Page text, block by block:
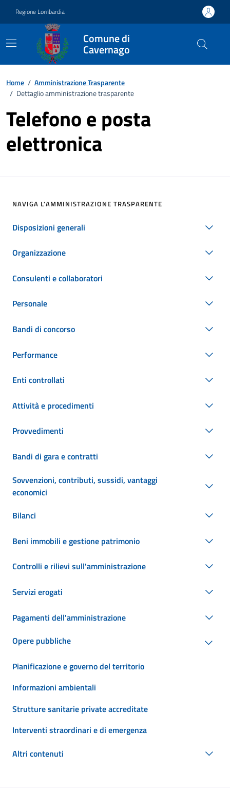
Regione Lombardia
Comune di
Cavernago
Home / Amministrazione Trasparente
/ Dettaglio amministrazione trasparente
Telefono e posta
elettronica
NAVIGA L'AMMINISTRAZIONE TRASPARENTE
Disposizioni generali
Organizzazione
Consulenti e collaboratori
Personale
Bandi di concorso
Performance
Enti controllati
Attività e procedimenti
Provvedimenti
Bandi di gara e contratti
Sovvenzioni, contributi, sussidi, vantaggi
economici
Bilanci
Beni immobili e gestione patrimonio
Controlli e rilievi sull'amministrazione
Servizi erogati
Pagamenti dell'amministrazione
Opere pubbliche
Pianificazione e governo del territorio
Informazioni ambientali
Strutture sanitarie private accreditate
Interventi straordinari e di emergenza
Altri contenuti